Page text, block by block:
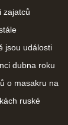
zajatců
jsou události
dubna roku
o masakru na
ruské